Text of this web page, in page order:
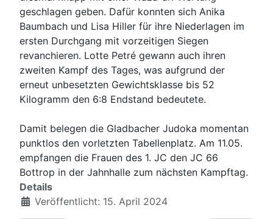
geschlagen geben. Dafür konnten sich Anika
Baumbach und Lisa Hiller für ihre Niederlagen im
ersten Durchgang mit vorzeitigen Siegen
revanchieren. Lotte Petré gewann auch ihren
zweiten Kampf des Tages, was aufgrund der
erneut unbesetzten Gewichtsklasse bis 52
Kilogramm den 6:8 Endstand bedeutete.
Damit belegen die Gladbacher Judoka momentan
punktlos den vorletzten Tabellenplatz. Am 11.05.
empfangen die Frauen des 1. JC den JC 66
Bottrop in der Jahnhalle zum nächsten Kampftag.
Details
Veröffentlicht: 15. April 2024